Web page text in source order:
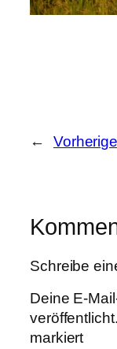
←
Schreibe
Deine E-
veröffentlicht.
markiert